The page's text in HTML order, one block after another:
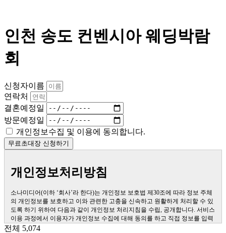
인천 송도 컨벤시아 웨딩박람
회
신청자이름
연락처
결혼예정일
방문예정일
개인정보수집 및 이용에 동의합니다.
무료초대장 신청하기
개인정보처리방침
소나미디어(이하 ‘회사’라 한다)는 개인정보 보호법 제30조에 따라 정보 주체
의 개인정보를 보호하고 이와 관련한 고충을 신속하고 원활하게 처리할 수 있
도록 하기 위하여 다음과 같이 개인정보 처리지침을 수립, 공개합니다. 서비스
이용 과정에서 이용자가 개인정보 수집에 대해 동의를 하고 직접 정보를 입력
하는 경우, 해당 개인정보를 수집합니다. 더퍼스트웨딩을 통한 상담 과정에서
전체 5,074